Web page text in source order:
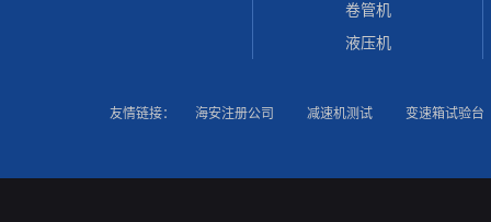
卷管机
液压机
友情链接： 海安注册公司 减速机测试 变速箱试验台